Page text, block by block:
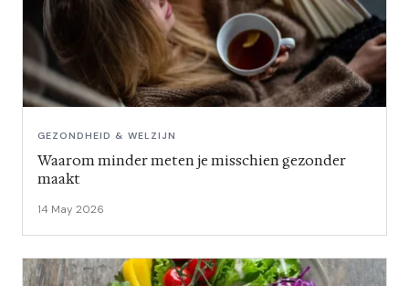
GEZONDHEID & WELZIJN
Waarom minder meten je misschien gezonder
maakt
14 May 2026